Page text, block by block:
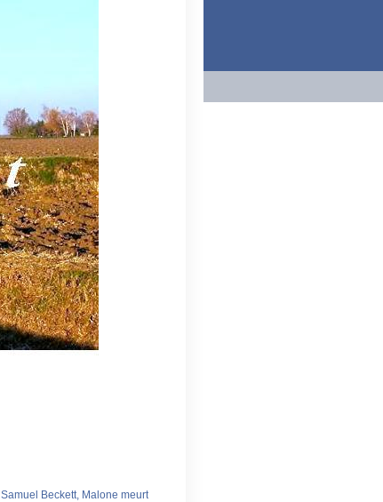
Samuel Beckett, Malone meurt